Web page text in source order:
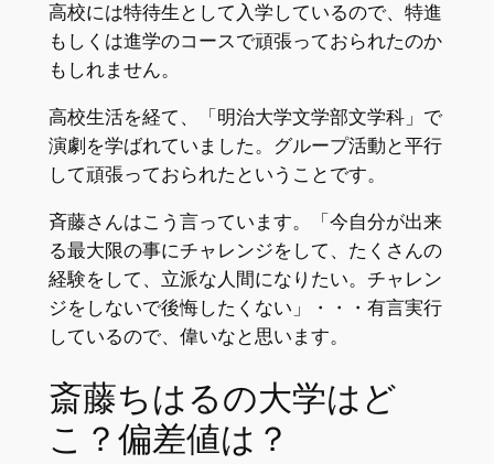
高校には特待生として入学しているので、特進
もしくは進学のコースで頑張っておられたのか
もしれません。
高校生活を経て、「明治大学文学部文学科」で
演劇を学ばれていました。グループ活動と平行
して頑張っておられたということです。
斉藤さんはこう言っています。「今自分が出来
る最大限の事にチャレンジをして、たくさんの
経験をして、立派な人間になりたい。チャレン
ジをしないで後悔したくない」・・・有言実行
しているので、偉いなと思います。
斎藤ちはるの大学はど
こ？偏差値は？